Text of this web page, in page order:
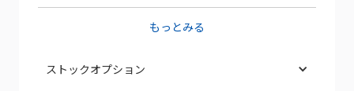
もっとみる
ストックオプション